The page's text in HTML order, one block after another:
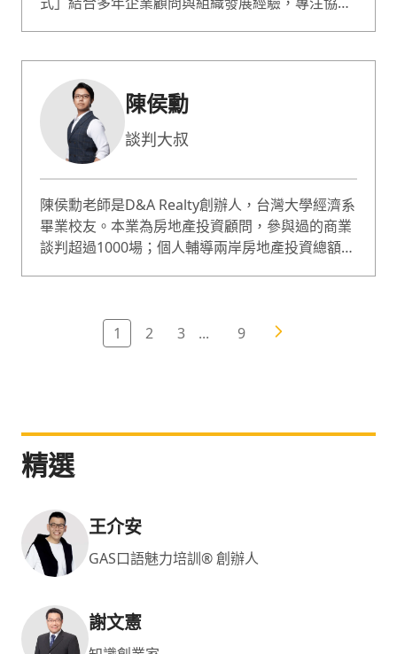
務業心理安全文化轉型、設計 SWOT 2 OKR 策略
整合、新創人才職能模型與內部教練制度，並領導
跨國專案導入 DEI 績效對話機制，提升跨部門整合
與團隊信任。授課企業包含 Disney+、台灣賓士、
捷豹、Lexus、KPMG、花王、富邦人壽、
課，深獲業界好評。
陳侯勳
談判大叔
陳侯勳老師是D&A Realty創辦人，台灣大學經濟系
畢業校友。本業為房地產投資顧問，參與過的商業
談判超過1000場；個人輔導兩岸房地產投資總額超
談判和口才沒有直接關係，因為談判不是講道
理。」說服對方並非最有威力的談判技巧，重點在
擁有多年企業內訓講師經驗，課程中運用大量的演
練、故事、引導技巧，幫助學員掌握課程知識點，
授課風格活潑，學員投入度高。授課內容紮實，其
老師則擅長抓住問題背後的核心，從學員的需求出
發，重視學習成效。課程中會搭配示範教學、案例
引導、情境演練，讓夥伴從實作中學習，強化知識
1 2 3 ... 9
精選
王介安
GAS口語魅力培訓® 創辦人
謝文憲